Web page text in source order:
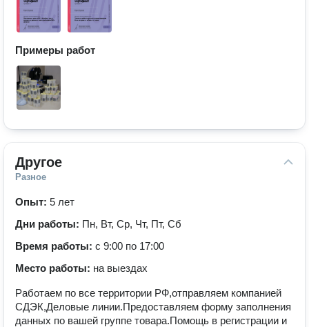
Примеры работ
Другое
Разное
Опыт: 5 лет
Дни работы: Пн, Вт, Ср, Чт, Пт, Сб
Время работы: с 9:00 по 17:00
Место работы: на выездах
Работаем по все территории РФ,отправляем компанией
СДЭК,Деловые линии.Предоставляем форму заполнения
данных по вашей группе товара.Помощь в регистрации и